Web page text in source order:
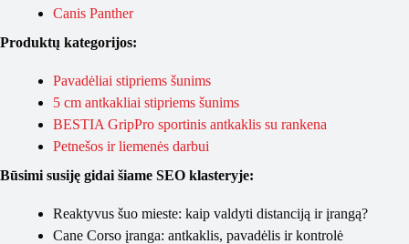
Canis Panther
Produktų kategorijos:
Pavadėliai stipriems šunims
5 cm antkakliai stipriems šunims
BESTIA GripPro sportinis antkaklis su rankena
Petnešos ir liemenės darbui
Būsimi susiję gidai šiame SEO klasteryje:
Reaktyvus šuo mieste: kaip valdyti distanciją ir įrangą?
Cane Corso įranga: antkaklis, pavadėlis ir kontrolė